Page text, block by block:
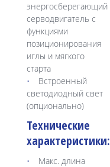
энергосберегающий
серводвигатель с
функциями
позиционирования
иглы и мягкого
старта
Встроенный
светодиодный свет
(опционально)
Технические
характеристики:
Макс. длина